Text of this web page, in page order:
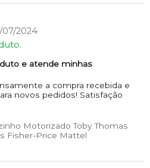
07/2024
e atende minhas
a compra recebida e
novos pedidos! Satisfação
Motorizado Toby Thomas
Fisher-Price Mattel